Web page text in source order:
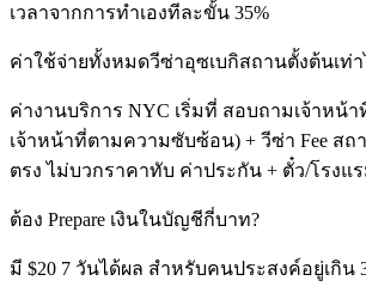
เวลาจากการทำเองทีละขั้น 35%
ค่าใช้จ่ายทั้งหมดวีซ่าอุซเบกิสถานตั้งต้นเท่า
ค่างานบริการ NYC เริ่มที่ สอบถามเจ้าหน้
เจ้าหน้าที่ตามความซับซ้อน) + วีซ่า Fee สถ
ตรง ไม่บวกราคาทับ ค่าประกัน + ตั๋ว/โรงแ
ต้อง Prepare เงินในบัญชีกี่บาท?
มี $20 7 วันได้ผล สำหรับคนประสงค์อยู่เกิน